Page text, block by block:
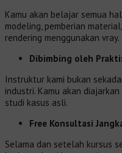
Kamu akan belajar semua
modeling, pemberian
rendering menggunakan vray.
Dibimbing oleh
Instruktur kami bukan
industri. Kamu akan
studi kasus asli.
Free Konsultasi
Selama dan setelah kursus